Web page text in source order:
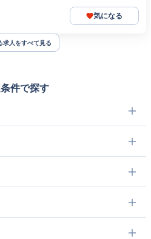
気になる
求人をすべて見る
件で探す